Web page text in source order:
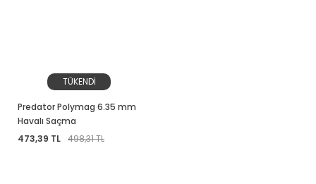
TÜKENDİ
Predator Polymag 6.35 mm
Havalı Saçma
473,39 TL 498,31 TL